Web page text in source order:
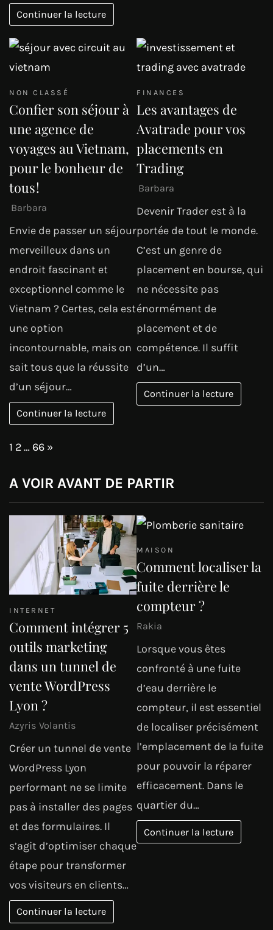
Continuer la lecture
NON CLASSÉ
Confier son séjour à
une agence de
voyages au Vietnam,
pour le bonheur de
tous !
Barbara
Envie de passer un séjour
merveilleux dans un
endroit fascinant et
exceptionnel comme le
Vietnam ? Certes, cela est
une option
incontournable, mais on
sait tous que la réussite
d’un séjour…
Continuer la lecture
FINANCES
Les avantages de
Avatrade pour vos
placements en
Trading
Barbara
Devenir Trader est à la
portée de tout le monde.
C’est un genre de
placement en bourse, qui
ne nécessite pas
énormément de
placement et de
compétence. Il suffit
d’un…
Continuer la lecture
Page:
1 2… 66 Next
»
A VOIR AVANT DE PARTIR
INTERNET
Comment intégrer 5
outils marketing
dans un tunnel de
vente WordPress
Lyon ?
Azyris Volantis
Créer un tunnel de vente
WordPress Lyon
performant ne se limite
pas à installer des pages
et des formulaires. Il
s’agit d’optimiser chaque
étape pour transformer
vos visiteurs en clients…
Continuer la lecture
MAISON
Comment localiser la
fuite derrière le
compteur ?
Rakia
Lorsque vous êtes
confronté à une fuite
d’eau derrière le
compteur, il est essentiel
de localiser précisément
l’emplacement de la fuite
pour pouvoir la réparer
efficacement. Dans le
quartier du…
Continuer la lecture